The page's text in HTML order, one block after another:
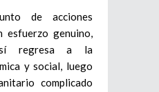
de acciones
esfuerzo genuino,
regresa a la
y social, luego
complicado